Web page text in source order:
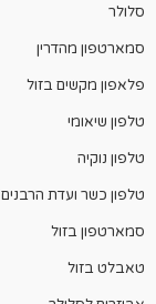
סלולר
סמארטפון מהדרין
פלאפון מקשים בזול
טלפון שיאומי
טלפון נוקיה
טלפון כשר ועדת הרבנים
סמארטפון בזול
טאבלט בזול